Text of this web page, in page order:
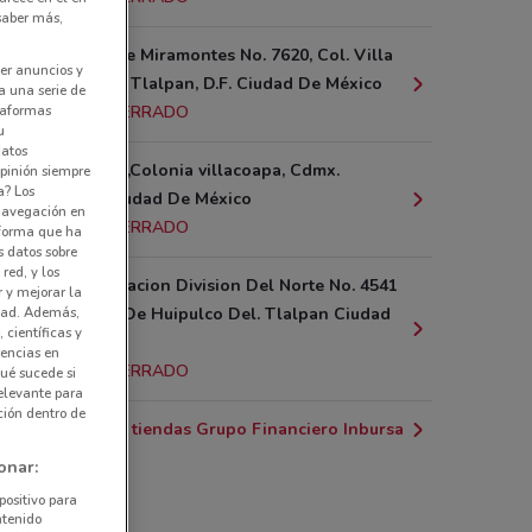
Av. Canal De Miramontes No. 7620, Col. Villa
Coapa, Del. Tlalpan, D.F. Ciudad De México
13.1 km
CERRADO
Acoxpa 744,Colonia villacoapa, Cdmx.
Tlalpan, Ciudad De México
13.2 km
CERRADO
Av. Prolongacion Division Del Norte No. 4541
Col. Ejidos De Huipulco Del. Tlalpan Ciudad
De México
13.2 km
CERRADO
Todas las tiendas Grupo Financiero Inbursa
más,
anuncios y
una serie de
siempre
Los
en
que ha
datos sobre
y los
y mejorar la
Además,
científicas y
en
sucede si
para
dentro de
para